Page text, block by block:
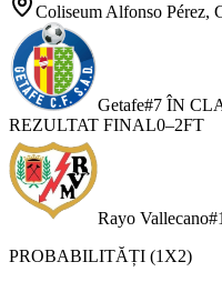
Coliseum Alfonso Pérez,
Getafe#7 ÎN
REZULTAT FINAL0–2FT
Rayo Vallecano#
PROBABILITĂȚI (1X2)